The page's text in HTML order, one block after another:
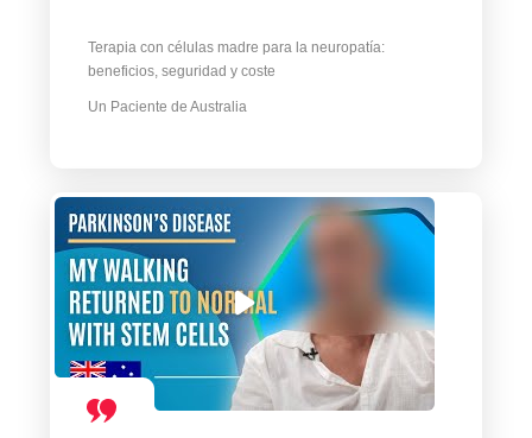
Terapia con células madre para la neuropatía:
beneficios, seguridad y coste
Un Paciente de Australia